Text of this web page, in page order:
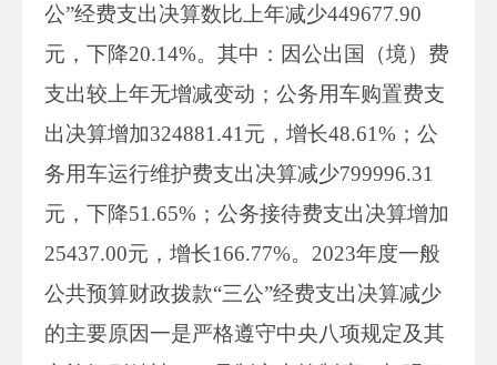
公”经费支出决算数比上年减少449677.90
元，下降20.14%。其中：因公出国（境）费
支出较上年无增减变动；公务用车购置费支
出决算增加324881.41元，增长48.61%；公
务用车运行维护费支出决算减少799996.31
元，下降51.65%；公务接待费支出决算增加
25437.00元，增长166.77%。2023年度一般
公共预算财政拨款“三公”经费支出决算减少
的主要原因一是严格遵守中央八项规定及其